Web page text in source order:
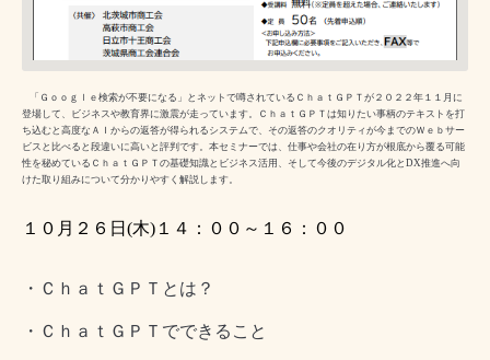
「Ｇｏｏｇｌｅ検索が不要になる」とネットで噂されているＣｈａｔＧＰＴが２０２２年１１月に
登場して、ビジネスや教育界に激震が走っています。ＣｈａｔＧＰＴは知りたい事柄のテキストを打
ち込むと高度なＡＩからの返答が得られるシステムで、その返答のクオリティが今までのＷｅｂサー
ビスと比べると段違いに高いと評判です。本セミナーでは、仕事や会社の在り方が根底から覆る可能
性を秘めているＣｈａｔＧＰＴの基礎知識とビジネス活用、そして今後のデジタル化と DX推進へ向
けた取り組みについて分かりやすく解説します。
１０ 月 ２６ 日 (木) １４：００～１６：００
・ＣｈａｔＧＰＴとは？
・ＣｈａｔＧＰＴでできること